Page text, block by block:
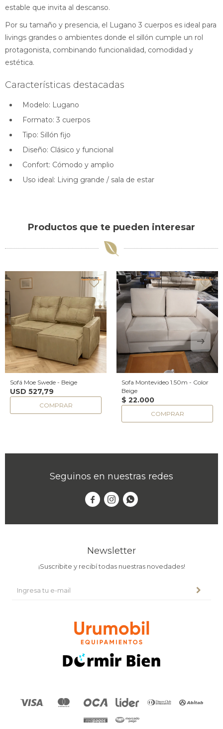
estable que invita al descanso.
Por su tamaño y presencia, el Lugano 3 cuerpos es ideal para
livings grandes o ambientes donde el sillón cumple un rol
protagonista, combinando funcionalidad, comodidad y
estética.
Características destacadas
Modelo: Lugano
Formato: 3 cuerpos
Tipo: Sillón fijo
Diseño: Clásico y funcional
Confort: Cómodo y amplio
Uso ideal: Living grande / sala de estar
Productos que te pueden interesar
Sofá Moe Swede - Beige
USD 527,79
Sofa Montevideo 1.50m - Color
Beige
$ 22.000
Seguinos en nuestras redes
  
Newsletter
¡Suscribite y recibí todas nuestras novedades!